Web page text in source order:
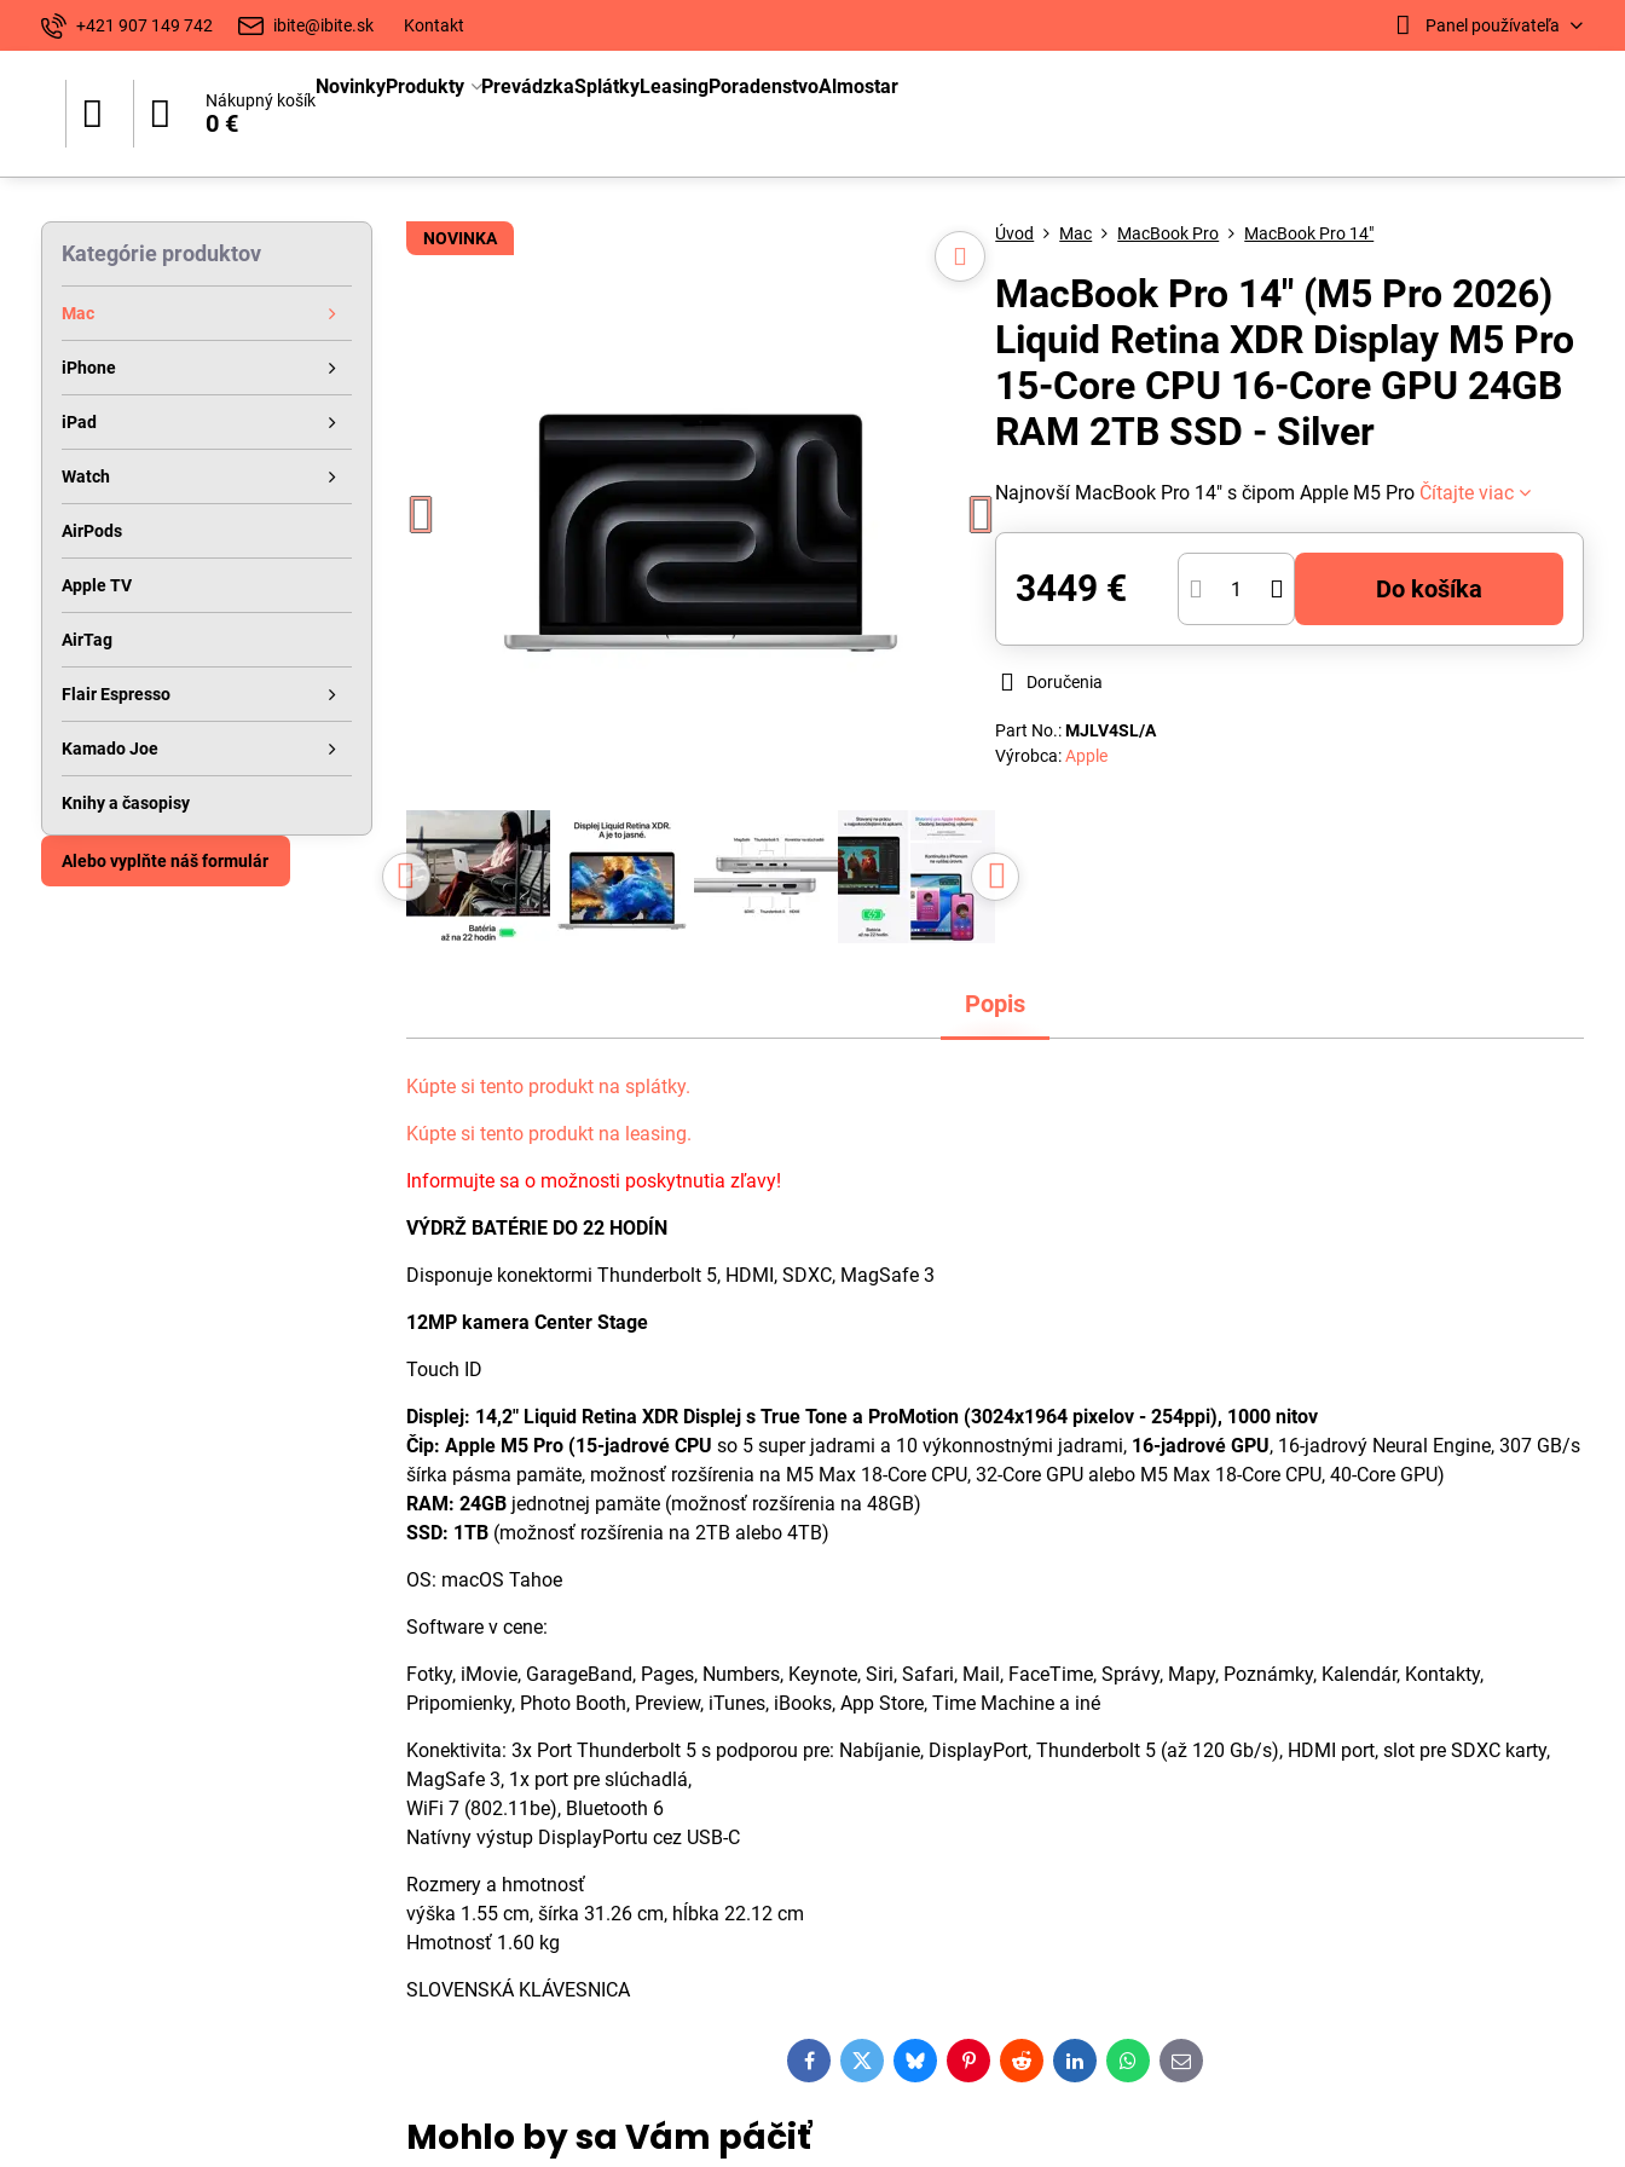
+421 907 149 742 ibite@ibite.sk Kontakt Panel používateľa
Nákupný košík
0 €
NovinkyProdukty PrevádzkaSplátkyLeasingPoradenstvoAlmostar
NOVINKA Úvod Mac MacBook Pro MacBook Pro 14"
MacBook Pro 14" (M5 Pro 2026)
Liquid Retina XDR Display M5 Pro
15-Core CPU 16-Core GPU 24GB
RAM 2TB SSD - Silver
Najnovší MacBook Pro 14" s čipom Apple M5 Pro Čítajte viac
3449 € Do košíka
Doručenia
Part No.:MJLV4SL/A
Výrobca:Apple
Popis
Kúpte si tento produkt na splátky.
Kúpte si tento produkt na leasing.
Informujte sa o možnosti poskytnutia zľavy!
VÝDRŽ BATÉRIE DO 22 HODÍN
Disponuje konektormi Thunderbolt 5, HDMI, SDXC, MagSafe 3
12MP kamera Center Stage
Touch ID
Displej: 14,2" Liquid Retina XDR Displej s True Tone a ProMotion (3024x1964 pixelov - 254ppi), 1000 nitov
Čip: Apple M5 Pro (15-jadrové CPU so 5 super jadrami a 10 výkonnostnými jadrami, 16-jadrové GPU, 16-jadrový Neural Engine, 307 GB/s
šírka pásma pamäte, možnosť rozšírenia na M5 Max 18-Core CPU, 32-Core GPU alebo M5 Max 18-Core CPU, 40-Core GPU)
RAM: 24GB jednotnej pamäte (možnosť rozšírenia na 48GB)
SSD: 1TB (možnosť rozšírenia na 2TB alebo 4TB)
OS: macOS Tahoe
Software v cene:
Fotky, iMovie, GarageBand, Pages, Numbers, Keynote, Siri, Safari, Mail, FaceTime, Správy, Mapy, Poznámky, Kalendár, Kontakty,
Pripomienky, Photo Booth, Preview, iTunes, iBooks, App Store, Time Machine a iné
Konektivita: 3x Port Thunderbolt 5 s podporou pre: Nabíjanie, DisplayPort, Thunderbolt 5 (až 120 Gb/s), HDMI port, slot pre SDXC karty,
MagSafe 3, 1x port pre slúchadlá,
WiFi 7 (802.11be), Bluetooth 6
Natívny výstup DisplayPortu cez USB-C
Rozmery a hmotnosť
výška 1.55 cm, šírka 31.26 cm, hĺbka 22.12 cm
Hmotnosť 1.60 kg
SLOVENSKÁ KLÁVESNICA
FacebookTwitterBlueskyPinterestRedditLinkedInWhatsApp
E-
mail
Mohlo by sa Vám páčiť
Kategórie produktov
Mac
iPhone
iPad
Watch
AirPods
Apple TV
AirTag
Flair Espresso
Kamado Joe
Knihy a časopisy
Alebo vyplňte náš formulár